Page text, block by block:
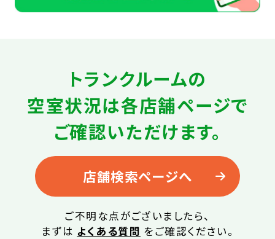
トランクルームの
空室状況は各店舗ページで
ご確認いただけます。
店舗検索ページへ
ご不明な点がございましたら、
まずは よくある質問 をご確認ください。